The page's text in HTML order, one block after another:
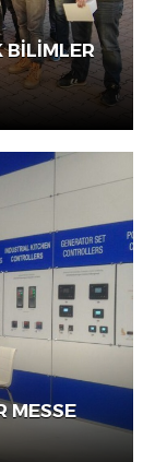
BİLİMLER
MESSE